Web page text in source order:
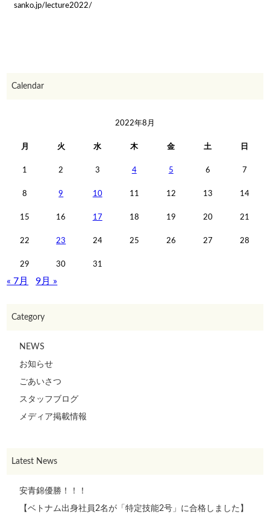
sanko.jp/lecture2022/
Calendar
2022年8月
月 火 水 木 金 土 日
1 2 3 4 5 6 7
8 9 10 11 12 13 14
15 16 17 18 19 20 21
22 23 24 25 26 27 28
29 30 31
« 7月 9月 »
Category
NEWS
お知らせ
ごあいさつ
スタッフブログ
メディア掲載情報
Latest News
安青錦優勝！！！
【ベトナム出身社員2名が「特定技能2号」に合格しました】